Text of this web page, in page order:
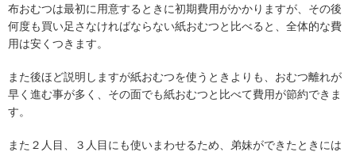
布おむつは最初に用意するときに初期費用がかかりますが、その後
何度も買い足さなければならない紙おむつと比べると、全体的な費
用は安くつきます。
また後ほど説明しますが紙おむつを使うときよりも、おむつ離れが
早く進む事が多く、その面でも紙おむつと比べて費用が節約できま
す。
また２人目、３人目にも使いまわせるため、弟妹ができたときには